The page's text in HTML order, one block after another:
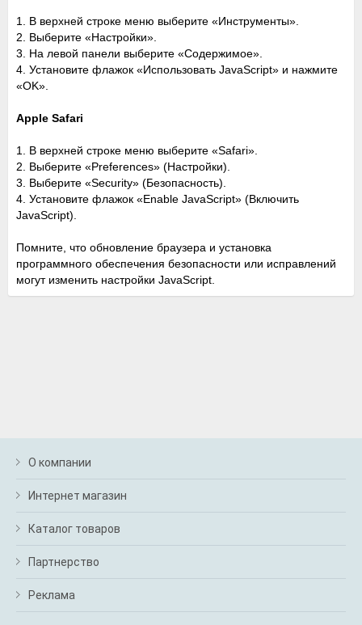
1. В верхней строке меню выберите «Инструменты».
2. Выберите «Настройки».
3. На левой панели выберите «Содержимое».
4. Установите флажок «Использовать JavaScript» и нажмите
«OK».
Apple Safari
1. В верхней строке меню выберите «Safari».
2. Выберите «Preferences» (Настройки).
3. Выберите «Security» (Безопасность).
4. Установите флажок «Enable JavaScript» (Включить
JavaScript).
Помните, что обновление браузера и установка
программного обеспечения безопасности или исправлений
могут изменить настройки JavaScript.
О компании
Интернет магазин
Каталог товаров
Партнерство
Реклама